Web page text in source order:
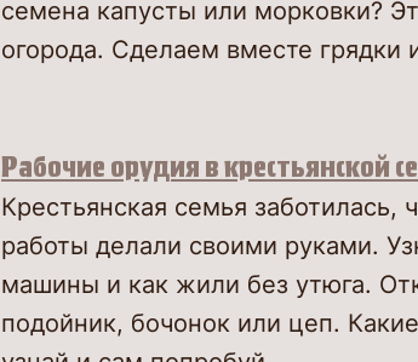
семена капусты или морковки?
огорода. Сделаем вместе грядки
Рабочие орудия в крестьянской
Крестьянская семья
работы делали своими руками.
машины и как жили без утюга.
подойник, бочонок или цеп.